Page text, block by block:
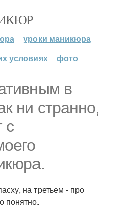
уроки маникюра
условиях
фото
в
ни странно,
с
на третьем - про
понятно.